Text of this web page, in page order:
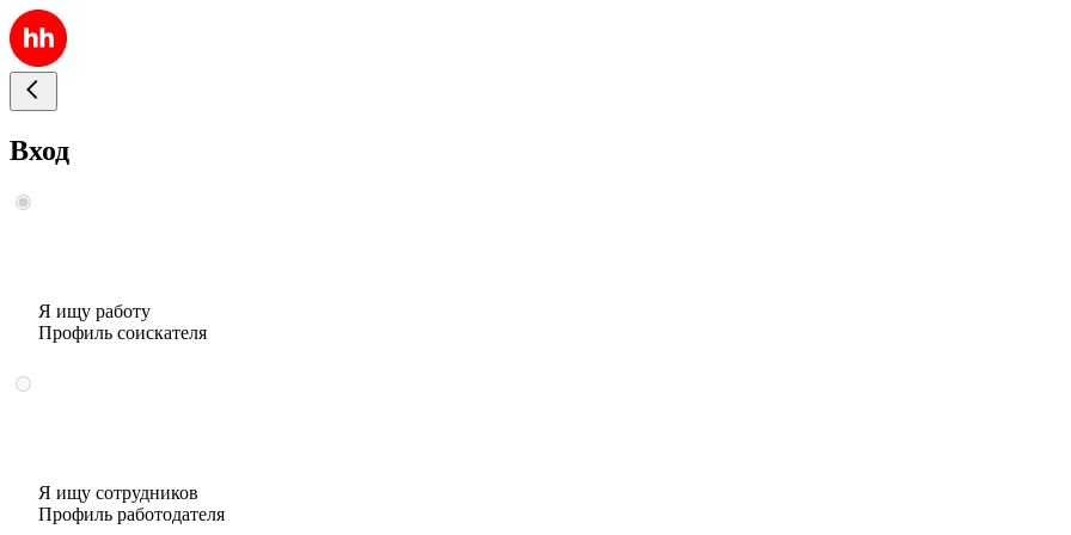
Вход
Я ищу работу
Профиль соискателя
Я ищу сотрудников
Профиль работодателя